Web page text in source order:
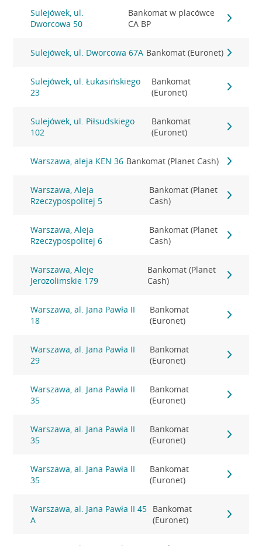
Sulejówek, ul.
Dworcowa 50
Bankomat w placówce
CA BP
Sulejówek, ul. Dworcowa 67A Bankomat (Euronet)
Sulejówek, ul. Łukasińskiego
23
Bankomat
(Euronet)
Sulejówek, ul. Piłsudskiego
102
Bankomat
(Euronet)
Warszawa, aleja KEN 36 Bankomat (Planet Cash)
Warszawa, Aleja
Rzeczypospolitej 5
Bankomat (Planet
Cash)
Warszawa, Aleja
Rzeczypospolitej 6
Bankomat (Planet
Cash)
Warszawa, Aleje
Jerozolimskie 179
Bankomat (Planet
Cash)
Warszawa, al. Jana Pawła II
18
Bankomat
(Euronet)
Warszawa, al. Jana Pawła II
29
Bankomat
(Euronet)
Warszawa, al. Jana Pawła II
35
Bankomat
(Euronet)
Warszawa, al. Jana Pawła II
35
Bankomat
(Euronet)
Warszawa, al. Jana Pawła II
35
Bankomat
(Euronet)
Warszawa, al. Jana Pawła II 45
A
Bankomat
(Euronet)